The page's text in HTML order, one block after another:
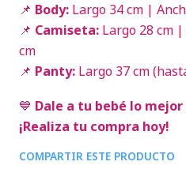
📌 Body: Largo 34 cm |
📌 Camiseta: Largo 28 cm
cm
📌 Panty: Largo 37 cm
💙 Dale a tu bebé lo
¡Realiza tu compra hoy!
COMPARTIR ESTE PRODUCTO